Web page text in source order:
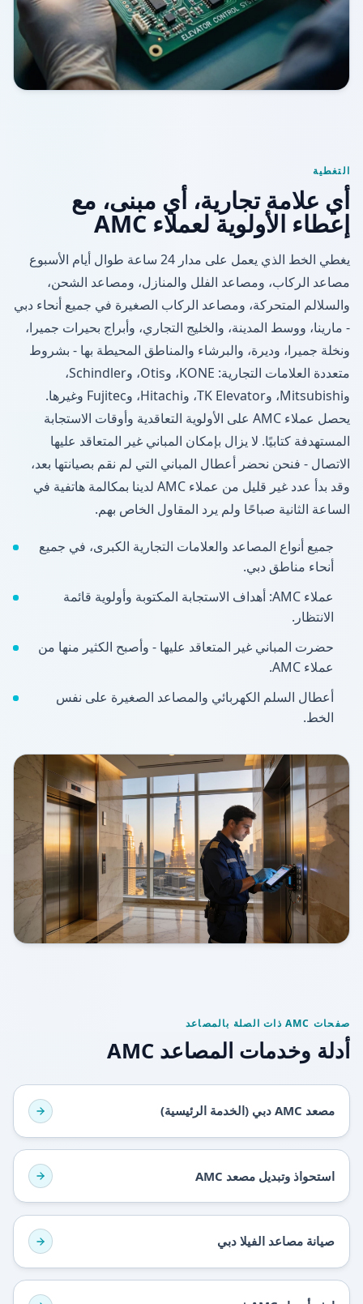
التغطية
أي علامة تجارية، أي مبنى، مع
إعطاء الأولوية لعملاء AMC
يغطي الخط الذي يعمل على مدار 24 ساعة طوال أيام الأسبوع
مصاعد الركاب، ومصاعد الفلل والمنازل، ومصاعد الشحن،
والسلالم المتحركة، ومصاعد الركاب الصغيرة في جميع أنحاء دبي
- مارينا، ووسط المدينة، والخليج التجاري، وأبراج بحيرات جميرا،
ونخلة جميرا، وديرة، والبرشاء والمناطق المحيطة بها - بشروط
متعددة العلامات التجارية: KONE، وOtis، وSchindler،
وMitsubishi، وTK Elevator، وHitachi، وFujitec وغيرها.
يحصل عملاء AMC على الأولوية التعاقدية وأوقات الاستجابة
المستهدفة كتابيًا. لا يزال بإمكان المباني غير المتعاقد عليها
الاتصال - فنحن نحضر أعطال المباني التي لم نقم بصيانتها بعد،
وقد بدأ عدد غير قليل من عملاء AMC لدينا بمكالمة هاتفية في
الساعة الثانية صباحًا ولم يرد المقاول الخاص بهم.
جميع أنواع المصاعد والعلامات التجارية الكبرى، في جميع
أنحاء مناطق دبي.
عملاء AMC: أهداف الاستجابة المكتوبة وأولوية قائمة
الانتظار.
حضرت المباني غير المتعاقد عليها - وأصبح الكثير منها من
عملاء AMC.
أعطال السلم الكهربائي والمصاعد الصغيرة على نفس
الخط.
صفحات AMC ذات الصلة بالمصاعد
أدلة وخدمات المصاعد AMC
مصعد AMC دبي (الخدمة الرئيسية)
استحواذ وتبديل مصعد AMC
صيانة مصاعد الفيلا دبي